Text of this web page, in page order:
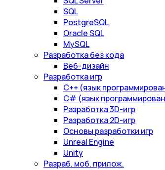
SQL
PostgreSQL
Oracle SQL
MySQL
Разработка без кода
Веб-дизайн
Разработка игр
С++ (язык
С# (язык
Разработка 3D-игр
Разработка 2D-игр
Основы разработки игр
Unreal Engine
Unity
Разраб. моб. прилож.